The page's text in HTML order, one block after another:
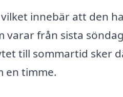
innebär att den
varar från sista
till sommartid sker
en timme.